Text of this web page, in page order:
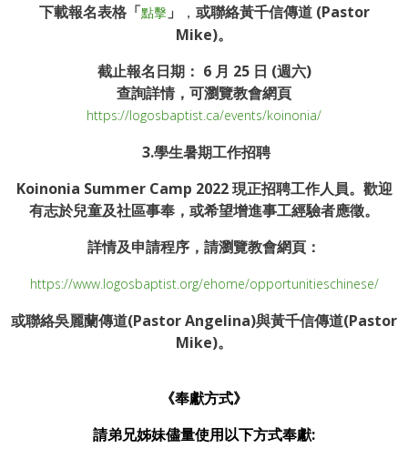
下載報名表格「點擊」 ， 或聯絡黃千信傳道 (Pastor
Mike)。
截止報名日期： 6 月 25 日 (週六)
查詢詳情，可瀏覽教會網頁
https://logosbaptist.ca/events/koinonia/
3.學生暑期工作招聘
Koinonia Summer Camp 2022 現正招聘工作人員。 歡迎
有志於兒童及社區事奉，或希望增進事工經驗者應徵。
詳情及申請程序，請瀏覽教會網頁：
https://www.logosbaptist.org/ehome/opportunitieschinese/
或聯絡吳麗蘭傳道(Pastor Angelina)與黃千信傳道(Pastor
Mike)。
《奉獻方式》
請弟兄姊妹儘量使用以下方式奉獻: